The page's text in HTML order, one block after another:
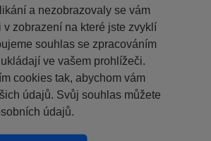
a nezobrazovaly se vám
zobrazení na které jste zvyklí
souhlas se zpracováním
ve vašem prohlížeči.
cookies tak, abychom vám
údajů. Svůj souhlas můžete
údajů.